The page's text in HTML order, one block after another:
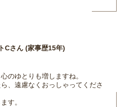
Cさん (家事歴15年)
のゆとりも増しますね。
、遠慮なくおっしゃってくださ
す。